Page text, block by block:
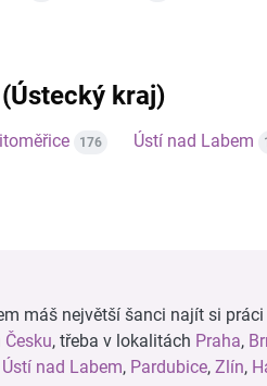
kraj)
176 Ústí nad Labem
máš největší šanci najít si
Česku, třeba v lokalitách Praha,
Ústí nad Labem, Pardubice, Zlín,